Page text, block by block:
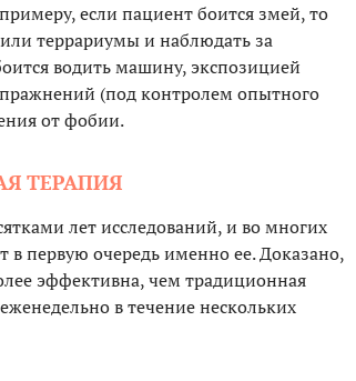
если пациент боится змей, то
террариумы и наблюдать за
водить машину, экспозицией
(под контролем опытного
от фобии.
ТЕРАПИЯ
лет исследований, и во многих
в первую очередь именно ее. Доказано,
эффективна, чем традиционная
в течение нескольких